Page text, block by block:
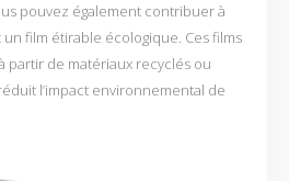
pouvez également contribuer à
film étirable écologique. Ces films
partir de matériaux recyclés ou
l’impact environnemental de